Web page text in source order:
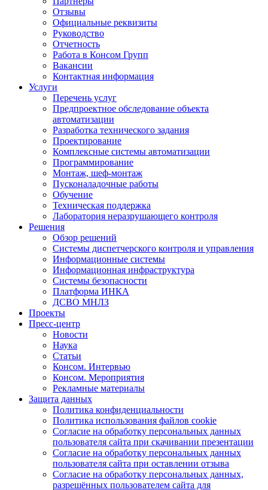
Отзывы
Официальные реквизиты
Руководство
Отчетность
Работа в Консом Групп
Вакансии
Контактная информация
Услуги
Перечень услуг
Предпроектное обследование объекта
автоматизации
Разработка технического задания
Проектирование
Комплексные системы автоматизации
Программирование
Монтаж, шеф-монтаж
Пусконаладочные работы
Обучение
Техническая поддержка
Лаборатория неразрушающего контроля
Решения
Обзор решений
Системы диспетчерского контроля и управления
Информационные системы
Информационная инфраструктура
Системы безопасности
Платформа ИНКА
ДСВО МНЛЗ
Проекты
Пресс-центр
Новости
Наука
Статьи
Консом. Интервью
Консом. Мероприятия
Рекламные материалы
Защита данных
Политика конфиденциальности
Политика использования файлов cookie
Согласие на обработку персональных данных
пользователя сайта при скачивании презентации
Согласие на обработку персональных данных
пользователя сайта при оставлении отзыва
Согласие на обработку персональных данных,
разрешённых пользователем сайта для